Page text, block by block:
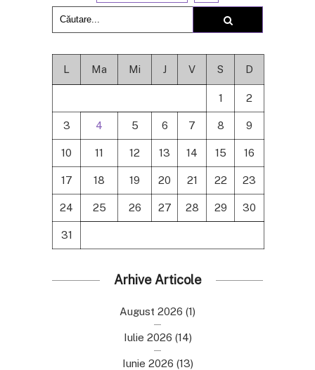
L Ma Mi J V S D
1 2
3 4 5 6 7 8 9
10 11 12 13 14 15 16
17 18 19 20 21 22 23
24 25 26 27 28 29 30
31
Arhive Articole
August 2026 (1)
Iulie 2026 (14)
Iunie 2026 (13)